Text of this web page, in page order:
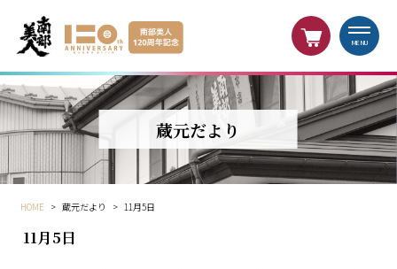
MENU
蔵元だより
HOME > 蔵元だより > 11月5日
11月5日